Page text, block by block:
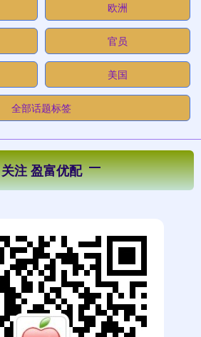
欧洲
官员
美国
全部话题标签
关注 盈富优配